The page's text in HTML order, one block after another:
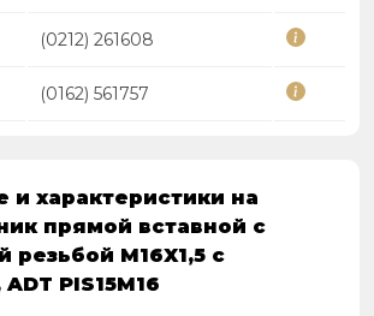
(0212) 261608
(0162) 561757
и характеристики на
прямой вставной с
резьбой M16X1,5 с
PIS15M16